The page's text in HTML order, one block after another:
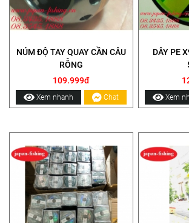
NÚM ĐỘ TAY QUAY CẦN CÂU
RỖNG
109.999đ
Xem nhanh Chat
DÂY PE
Xem